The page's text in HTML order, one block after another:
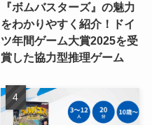
『ボムバスターズ』の魅力
をわかりやすく紹介！ドイ
ツ年間ゲーム大賞2025を受
賞した協力型推理ゲーム